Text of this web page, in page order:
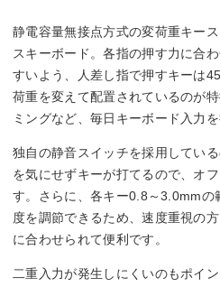
静電容量無接点方式の変荷重キー
スキーボード。各指の押す力に合
すいよう、人差し指で押すキーは
荷重を変えて配置されているのが
ミングなど、毎日キーボード入力
独自の静音スイッチを採用してい
を気にせずキーが打てるので、オ
す。さらに、各キー0.8～3.0mmの
度を調節できるため、速度重視の
に合わせられて便利です。
二重入力が発生しにくいのもポイ